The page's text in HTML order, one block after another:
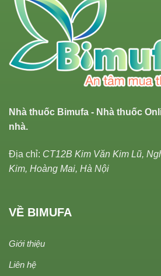
Nhà thuốc Bimufa - Nhà thuốc
nhà.
Địa chỉ: CT12B Kim Văn Kim Lũ,
Kim, Hoàng Mai, Hà Nội
VỀ BIMUFA
Giới thiệu
Liên hệ